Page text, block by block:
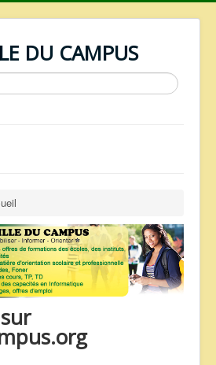
DU CAMPUS
?